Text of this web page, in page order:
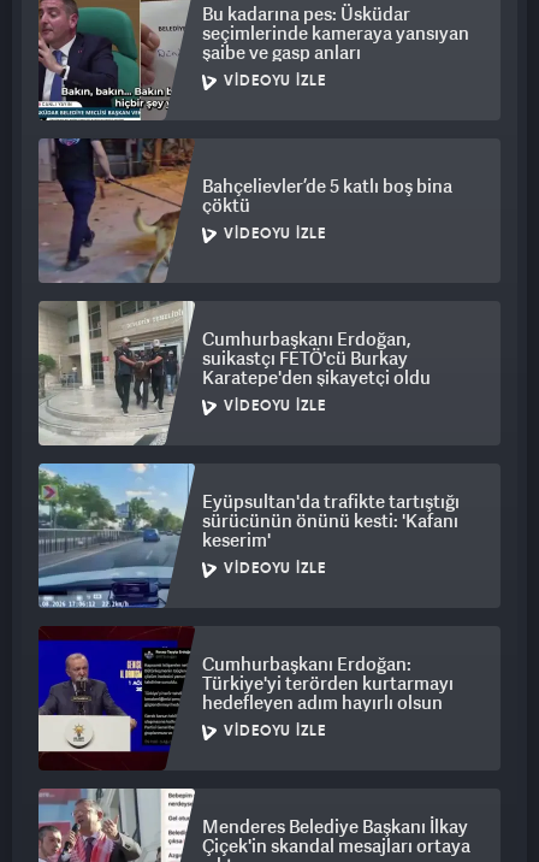
Bu kadarına pes: Üsküdar
seçimlerinde kameraya yansıyan
şaibe ve gasp anları
VIDEOYU İZLE
Bahçelievler’de 5 katlı boş bina
çöktü
VIDEOYU İZLE
Cumhurbaşkanı Erdoğan,
suikastçı FETÖ'cü Burkay
Karatepe'den şikayetçi oldu
VIDEOYU İZLE
Eyüpsultan'da trafikte tartıştığı
sürücünün önünü kesti: 'Kafanı
keserim'
VIDEOYU İZLE
Cumhurbaşkanı Erdoğan:
Türkiye'yi terörden kurtarmayı
hedefleyen adım hayırlı olsun
VIDEOYU İZLE
Menderes Belediye Başkanı İlkay
Çiçek'in skandal mesajları ortaya